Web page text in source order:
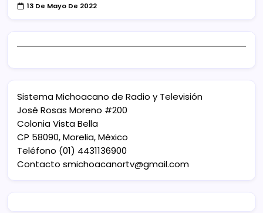
13 De Mayo De 2022
Sistema Michoacano de Radio y Televisión
José Rosas Moreno #200
Colonia Vista Bella
CP 58090, Morelia, México
Teléfono (01) 4431136900
Contacto smichoacanortv@gmail.com